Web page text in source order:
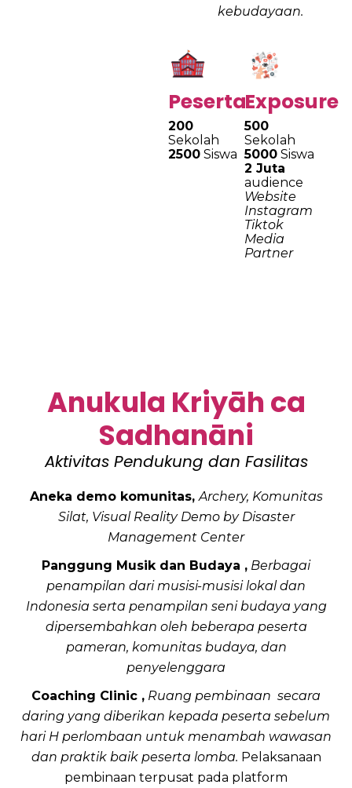
kebudayaan.
Peserta
200
Sekolah
2500 Siswa
Exposure
500
Sekolah
5000 Siswa
2 Juta
audience
Website
Instagram
Tiktok
Media
Partner
Anukula Kriyāh ca
Sadhanāni
Aktivitas Pendukung dan Fasilitas
Aneka demo komunitas,Archery, Komunitas
Silat, Visual Reality Demo by Disaster
Management Center
Panggung Musik dan Budaya , Berbagai
penampilan dari musisi-musisi lokal dan
Indonesia serta penampilan seni budaya yang
dipersembahkan oleh beberapa peserta
pameran, komunitas budaya, dan
penyelenggara
Coaching Clinic , Ruang pembinaan secara
daring yang diberikan kepada peserta sebelum
hari H perlombaan untuk menambah wawasan
dan praktik baik peserta lomba. Pelaksanaan
pembinaan terpusat pada platform